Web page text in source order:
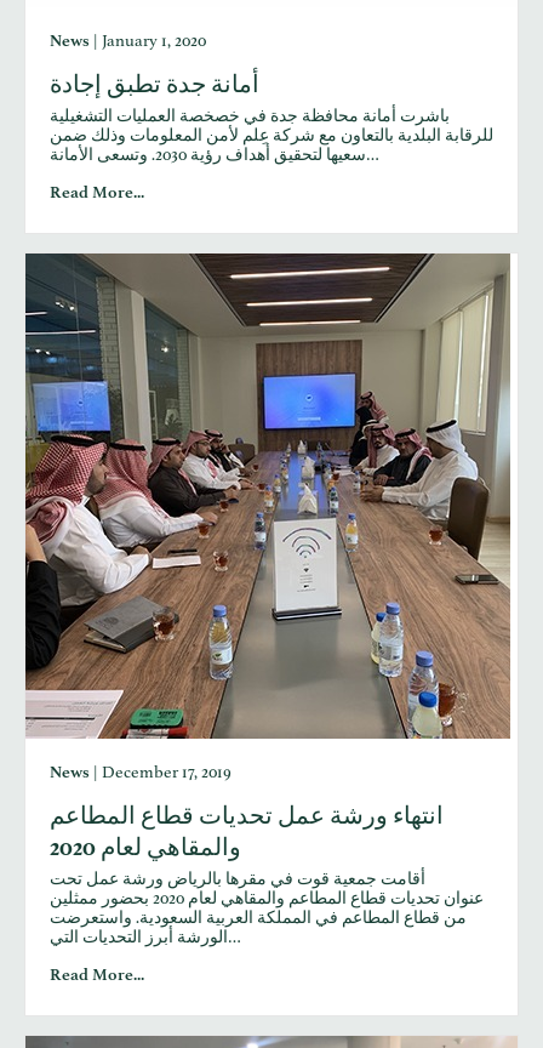
News | January 1, 2020
أمانة جدة تطبق إجادة
باشرت أمانة محافظة جدة في خصخصة العمليات التشغيلية
للرقابة البلدية بالتعاون مع شركة عِلم لأمن المعلومات وذلك ضمن
سعيها لتحقيق أهداف رؤية 2030. وتسعى الأمانة…
Read More...
News | December 17, 2019
انتهاء ورشة عمل تحديات قطاع المطاعم
والمقاهي لعام 2020
أقامت جمعية قوت في مقرها بالرياض ورشة عمل تحت
عنوان تحديات قطاع المطاعم والمقاهي لعام 2020 بحضور ممثلين
من قطاع المطاعم في المملكة العربية السعودية. واستعرضت
الورشة أبرز التحديات التي…
Read More...